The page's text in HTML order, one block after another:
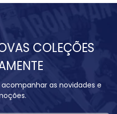
COLEÇÕES
as novidades e